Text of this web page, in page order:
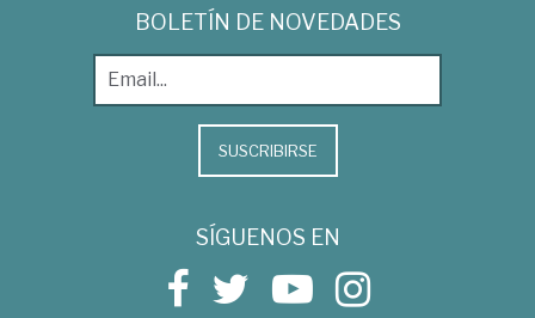
BOLETÍN DE NOVEDADES
SUSCRIBIRSE
SÍGUENOS EN